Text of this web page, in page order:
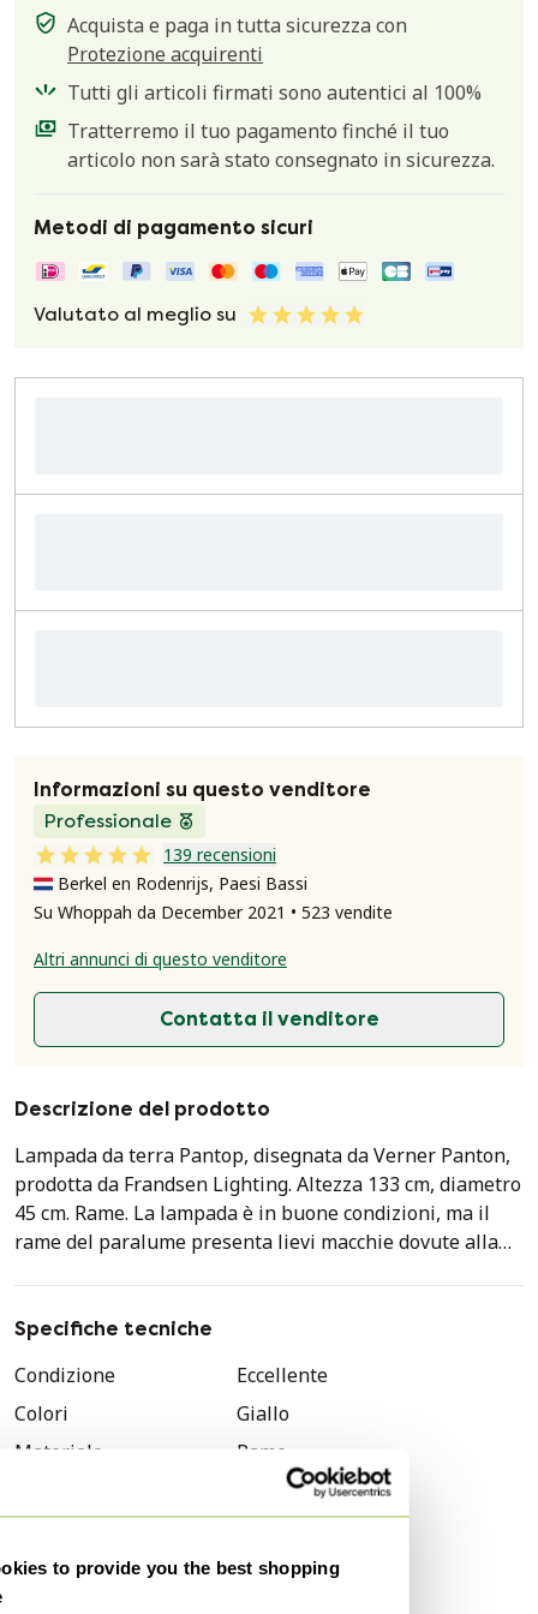
to provide you the best shopping
Acquista e paga in tutta sicurezza con
Protezione acquirenti
Tutti gli articoli firmati sono autentici al 100%
Tratterremo il tuo pagamento finché il tuo
articolo non sarà stato consegnato in sicurezza.
Metodi di pagamento sicuri
Valutato al meglio su
Informazioni su questo venditore
Professionale
139 recensioni
Berkel en Rodenrijs, Paesi Bassi
Su Whoppah da December 2021 • 523 vendite
Altri annunci di questo venditore
Contatta il venditore
Descrizione del prodotto
Lampada da terra Pantop, disegnata da Verner Panton,
prodotta da Frandsen Lighting. Altezza 133 cm, diametro
45 cm. Rame. La lampada è in buone condizioni, ma il
rame del paralume presenta lievi macchie dovute alla
che da Frandsen Lighting; non è più in produzione!
Specifiche tecniche
Condizione
Eccellente
Colori
Giallo
Materiale
Rame
Altezza
135 cm